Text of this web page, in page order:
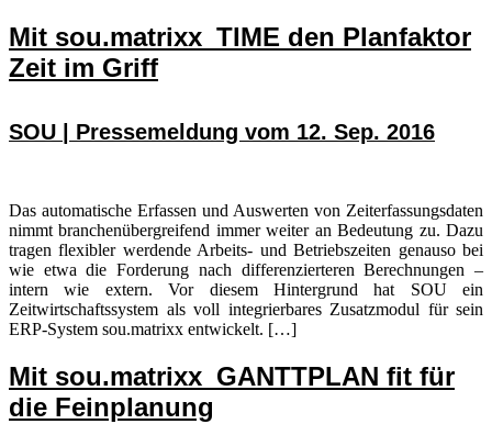
Mit sou.matrixx_TIME den Planfaktor
Zeit im Griff
SOU | Pressemeldung vom 12. Sep. 2016
Das automatische Erfassen und Auswerten von Zeiterfassungsdaten
nimmt branchenübergreifend immer weiter an Bedeutung zu. Dazu
tragen flexibler werdende Arbeits- und Betriebszeiten genauso bei
wie etwa die Forderung nach differenzierteren Berechnungen ‒
intern wie extern. Vor diesem Hintergrund hat SOU ein
Zeitwirtschaftssystem als voll integrierbares Zusatzmodul für sein
ERP-System sou.matrixx entwickelt. […]
Mit sou.matrixx_GANTTPLAN fit für
die Feinplanung